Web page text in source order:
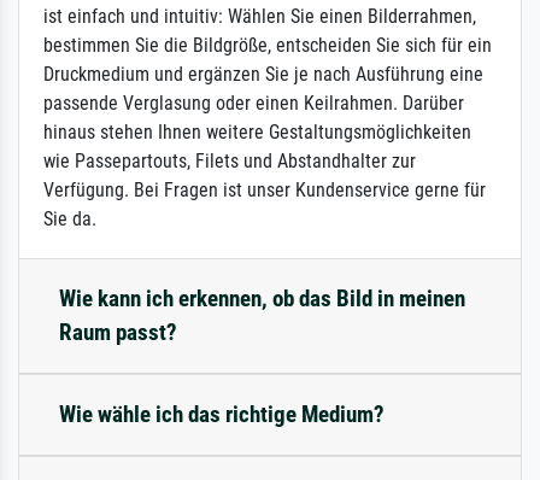
ist einfach und intuitiv: Wählen Sie einen Bilderrahmen,
bestimmen Sie die Bildgröße, entscheiden Sie sich für ein
Druckmedium und ergänzen Sie je nach Ausführung eine
passende Verglasung oder einen Keilrahmen. Darüber
hinaus stehen Ihnen weitere Gestaltungsmöglichkeiten
wie Passepartouts, Filets und Abstandhalter zur
Verfügung. Bei Fragen ist unser Kundenservice gerne für
Sie da.
Wie kann ich erkennen, ob das Bild in meinen
Raum passt?
Wie wähle ich das richtige Medium?